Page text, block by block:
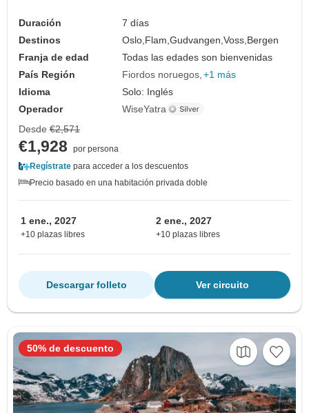
Duración
7 días
Destinos
Oslo, Flam,Gudvangen,Voss, Bergen
Franja de edad
Todas las edades son bienvenidas
País Región
Fiordos noruegos +1 más
Idioma
Solo: Inglés
Operador
WiseYatra
Desde €2,571
€1,928
por persona
Regístrate para acceder a los descuentos
Precio basado en una habitación privada doble
1 ene., 2027
+10 plazas libres
2 ene., 2027
+10 plazas libres
Ver circuito
Descargar folleto
50% de descuento